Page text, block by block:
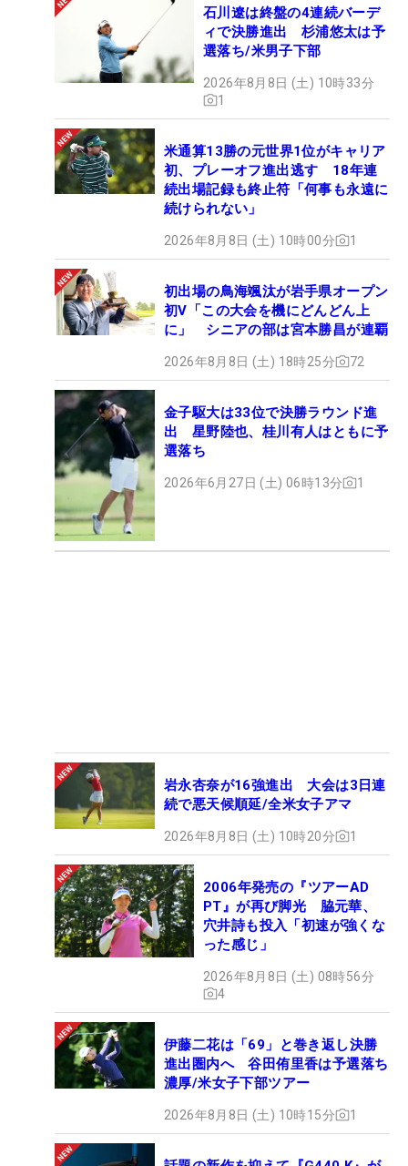
石川遼は終盤の4連続バーデ
ィで決勝進出 杉浦悠太は予
選落ち/米男子下部
2026年8月8日 (土) 10時33分
1
米通算13勝の元世界1位がキャリア
初、プレーオフ進出逃す 18年連
続出場記録も終止符「何事も永遠に
続けられない」
2026年8月8日 (土) 10時00分 1
初出場の鳥海颯汰が岩手県オープン
初V「この大会を機にどんどん上
に」 シニアの部は宮本勝昌が連覇
2026年8月8日 (土) 18時25分 72
金子駆大は33位で決勝ラウンド進
出 星野陸也、桂川有人はともに予
選落ち
2026年6月27日 (土) 06時13分 1
岩永杏奈が16強進出 大会は3日連
続で悪天候順延/全米女子アマ
2026年8月8日 (土) 10時20分 1
2006年発売の『ツアーAD
PT』が再び脚光 脇元華、
穴井詩も投入「初速が強くな
った感じ」
2026年8月8日 (土) 08時56分
4
伊藤二花は「69」と巻き返し決勝
進出圏内へ 谷田侑里香は予選落ち
濃厚/米女子下部ツアー
2026年8月8日 (土) 10時15分 1